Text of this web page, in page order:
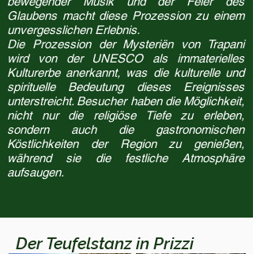
Glaubens macht diese Prozession zu einem
unvergesslichen Erlebnis.
Die Prozession der Mysteriën von Trapani
wird von der UNESCO als immaterielles
Kulturerbe anerkannt, was die kulturelle und
spirituelle Bedeutung dieses Ereignisses
unterstreicht. Besucher haben die Möglichkeit,
nicht nur die religiöse Tiefe zu erleben,
sondern auch die gastronomischen
Köstlichkeiten der Region zu genießen,
während sie die festliche Atmosphäre
aufsaugen.
Der Teufelstanz in Prizzi